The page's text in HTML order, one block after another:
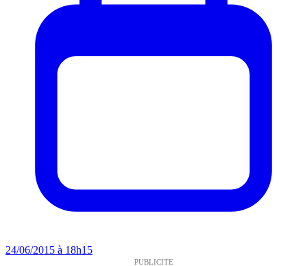
24/06/2015 à 18h15